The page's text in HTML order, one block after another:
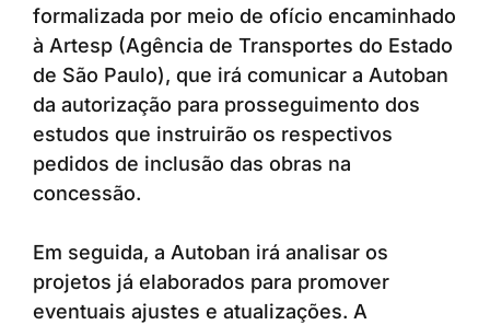
formalizada por meio de ofício encaminhado
à Artesp (Agência de Transportes do Estado
de São Paulo), que irá comunicar a Autoban
da autorização para prosseguimento dos
estudos que instruirão os respectivos
pedidos de inclusão das obras na
concessão.
Em seguida, a Autoban irá analisar os
projetos já elaborados para promover
eventuais ajustes e atualizações. A